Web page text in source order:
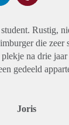
Rustig,
die zeer
na drie jaar
gedeeld
Joris